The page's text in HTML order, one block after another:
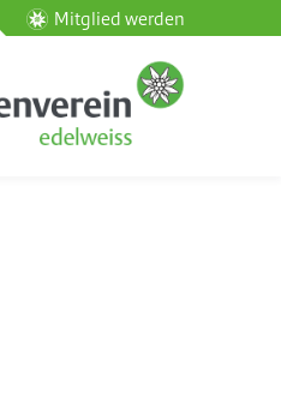
Mitglied werden